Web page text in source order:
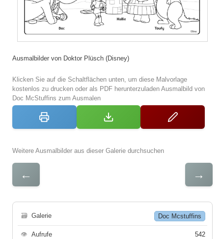
Ausmalbilder von Doktor Plüsch (Disney)
Klicken Sie auf die Schaltflächen unten, um diese Malvorlage
kostenlos zu drucken oder als PDF herunterzuladen Ausmalbild von
Doc McStuffins zum Ausmalen
Weitere Ausmalbilder aus dieser Galerie durchsuchen
← →
🗃 Galerie Doc Mcstuffins
👁 Aufrufe 542